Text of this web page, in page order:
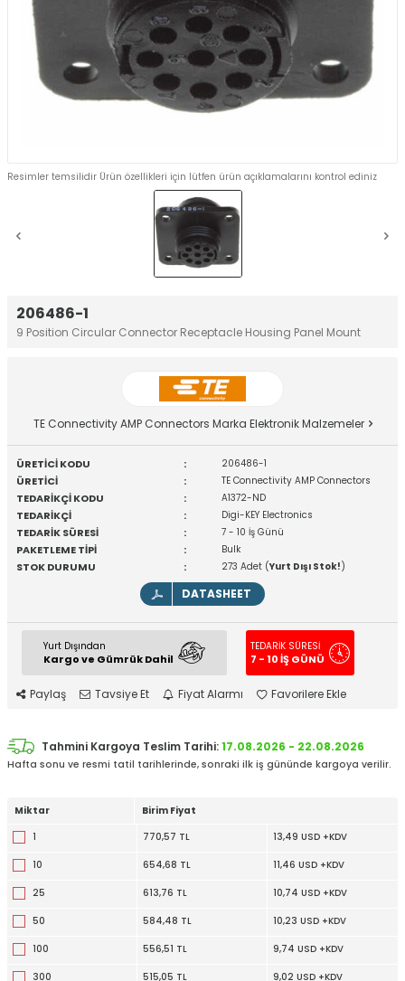
206486-1
9 Position Circular Connector Receptacle Housing Panel Mount
Resimler temsilidir Ürün özellikleri için lütfen ürün açıklamalarını kontrol ediniz
TE Connectivity AMP Connectors Marka Elektronik Malzemeler
ÜRETİCİ KODU : 206486-1
ÜRETİCİ : TE Connectivity AMP Connectors
TEDARİKÇİ KODU : A1372-ND
TEDARİKÇİ : Digi-KEY Electronics
TEDARİK SÜRESİ : 7 - 10 İş Günü
PAKETLEME TİPİ : Bulk
STOK DURUMU : 273 Adet (Yurt Dışı Stok!)
DATASHEET
Yurt Dışından
Kargo ve Gümrük Dahil
TEDARİK SÜRESİ
7 - 10 İŞ GÜNÜ
Paylaş Tavsiye Et Fiyat Alarmı Favorilere Ekle
Tahmini Kargoya Teslim Tarihi:17.08.2026 - 22.08.2026
Hafta sonu ve resmi tatil tarihlerinde, sonraki ilk iş gününde kargoya verilir.
Miktar
Birim Fiyat
1
770,57 TL 13,49 USD +KDV
10 654,68 TL 11,46 USD +KDV
25 613,76 TL 10,74 USD +KDV
50 584,48 TL 10,23 USD +KDV
100 556,51 TL 9,74 USD +KDV
300 515,05 TL 9,02 USD +KDV